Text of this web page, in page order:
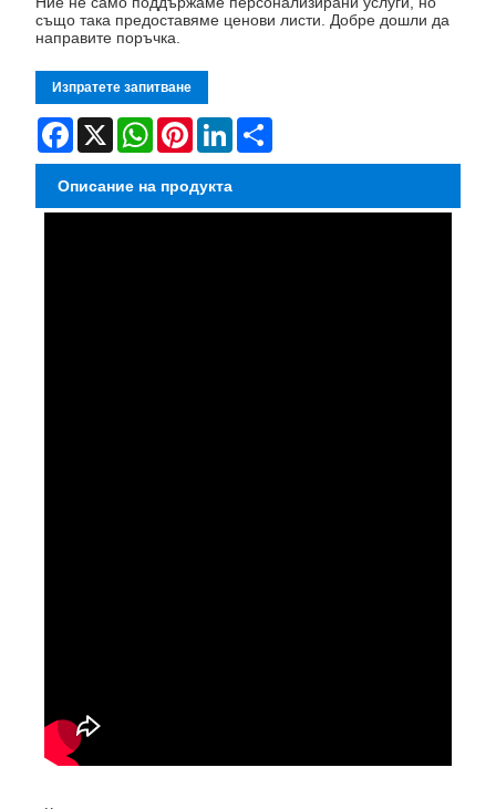
също така предоставяме ценови листи. Добре дошли да
направите поръчка.
Изпратете запитване
Facebook
X WhatsAppPinterestLinkedIn
Описание на продукта